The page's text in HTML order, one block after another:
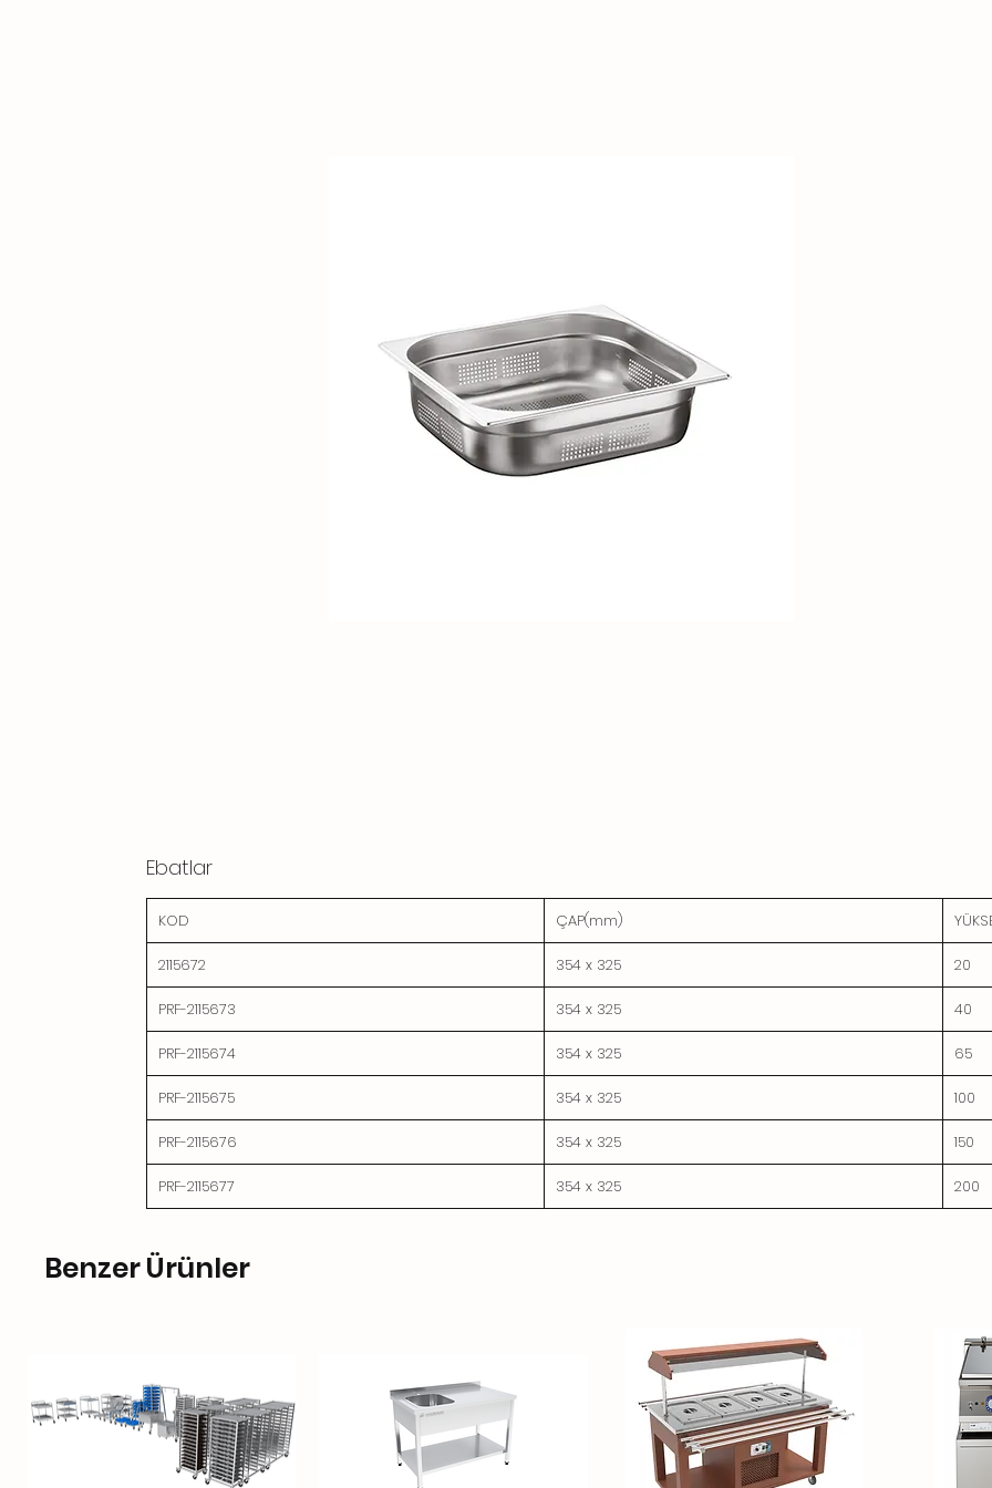
Ebatlar
KOD ÇAP(mm)
2115672 354 x 325 20
PRF-2115673 354 x 325 40
PRF-2115674 354 x 325 65
PRF-2115675 354 x 325 100
PRF-2115676 354 x 325 150
PRF-2115677 354 x 325 200
Benzer Ürünler